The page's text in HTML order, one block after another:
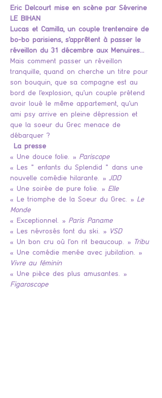
Eric Delcourt mise en scène par Séverine
LE BIHAN
Lucas et Camilla, un couple trentenaire de
bo-bo parisiens, s'apprêtent à passer le
réveillon du 31 décembre aux Menuires...
Mais comment passer un réveillon
tranquille, quand on cherche un titre pour
son bouquin, que sa compagne est au
bord de l'explosion, qu'un couple prétend
avoir loué le même appartement, qu'un
ami psy arrive en pleine dépression et
que la soeur du Grec menace de
débarquer ?
La presse
« Une douce folie. » Pariscope
« Les " enfants du Splendid " dans une
nouvelle comédie hilarante. » JDD
« Une soirée de pure folie. » Elle
« Le triomphe de la Soeur du Grec. » Le
Monde
« Exceptionnel. » Paris Paname
« Les névrosés font du ski. » VSD
« Un bon cru où l'on rit beaucoup. »
Tribu
« Une comédie menée avec jubilation. »
Vivre au féminin
« Une pièce des plus amusantes. »
Figaroscope